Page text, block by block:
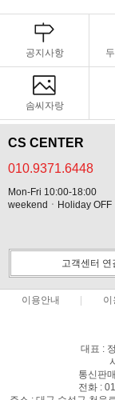
공지사항
솜씨자랑
CS CENTER
010.9371.6448
Mon-Fri 10:00-18:00
weekendㆍHoliday OFF
고객센터 연
이용안내 이
대표 :
통신판
전화 :